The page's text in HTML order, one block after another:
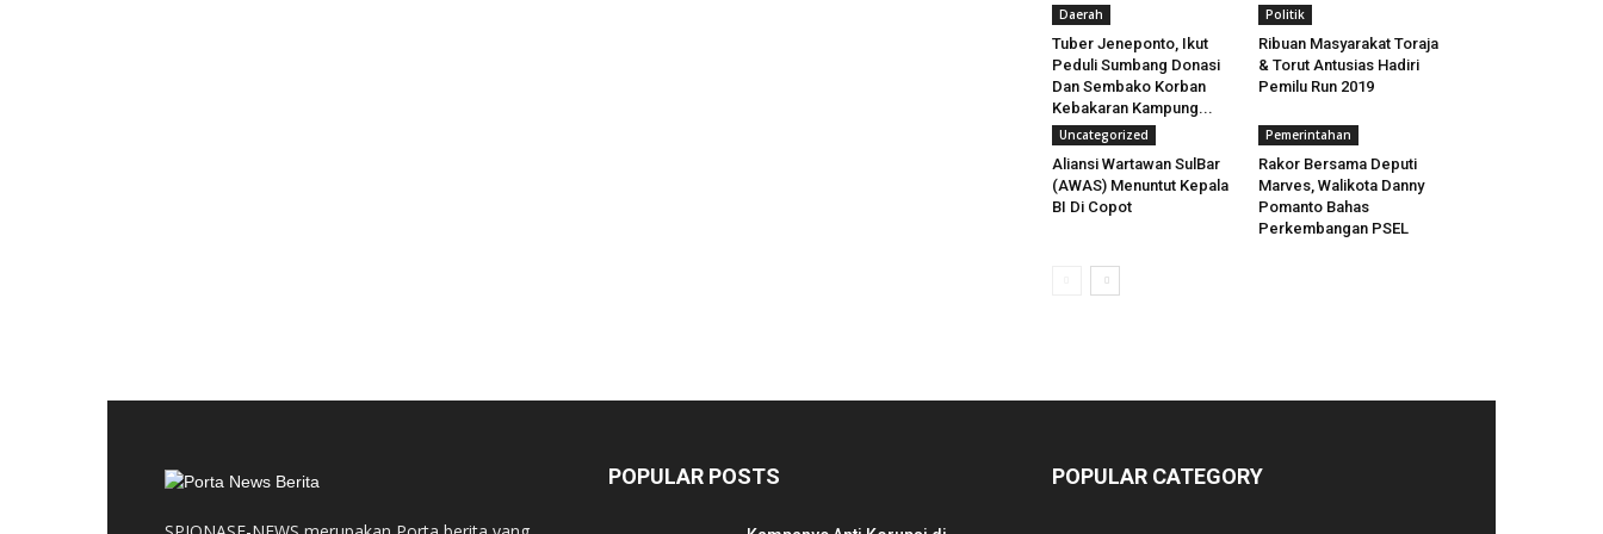
Daerah
Tuber Jeneponto, Ikut
Peduli Sumbang Donasi
Dan Sembako Korban
Kebakaran Kampung...
Politik
Ribuan Masyarakat Toraja
& Torut Antusias Hadiri
Pemilu Run 2019
Uncategorized
Aliansi Wartawan SulBar
(AWAS) Menuntut Kepala
BI Di Copot
Pemerintahan
Rakor Bersama Deputi
Marves, Walikota Danny
Pomanto Bahas
Perkembangan PSEL
POPULAR POSTS POPULAR CATEGORY